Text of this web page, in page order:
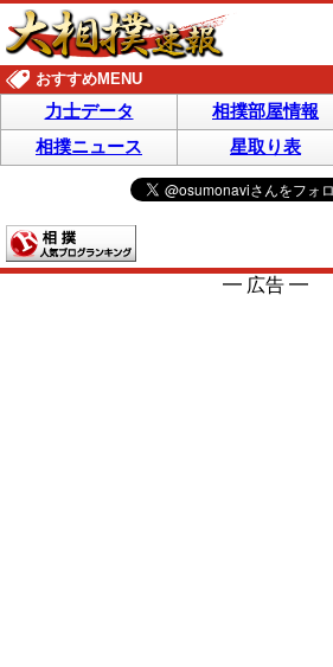
おすすめMENU
力士データ 相撲部屋情報
相撲ニュース
星取り表
━ 広告 ━